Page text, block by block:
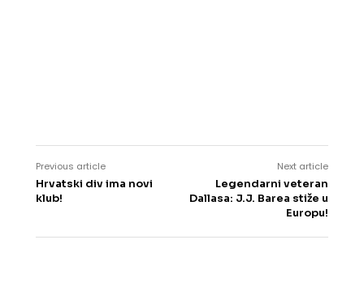
Previous article
Hrvatski div ima novi
klub!
Next article
Legendarni veteran
Dallasa: J.J. Barea stiže u
Europu!